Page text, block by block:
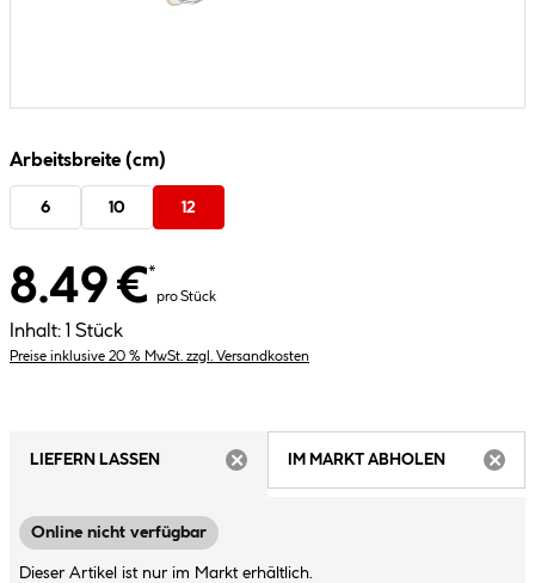
Arbeitsbreite (cm)
6 10 12
8.49 €*
pro Stück
Inhalt: 1 Stück
Preise inklusive 20 % MwSt. zzgl. Versandkosten
LIEFERN LASSEN
IM MARKT ABHOLEN
Online nicht verfügbar
Dieser Artikel ist nur im Markt erhältlich.